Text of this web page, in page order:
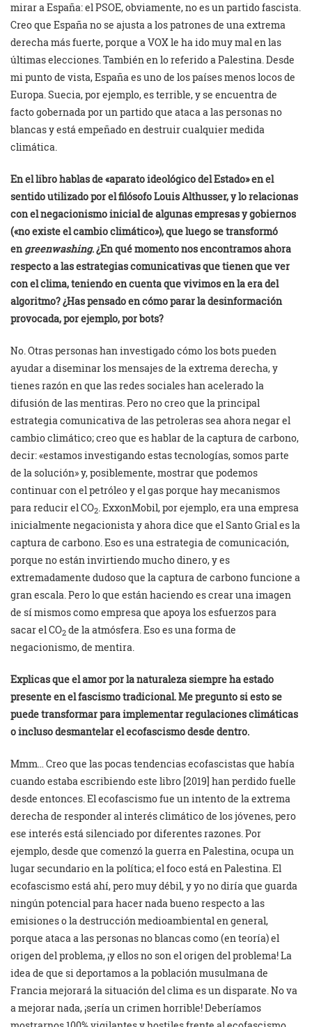
mirar a España: el PSOE, obviamente, no es un partido fascista.
Creo que España no se ajusta a los patrones de una extrema
derecha más fuerte, porque a VOX le ha ido muy mal en las
últimas elecciones. También en lo referido a Palestina. Desde
mi punto de vista, España es uno de los países menos locos de
Europa. Suecia, por ejemplo, es terrible, y se encuentra de
facto gobernada por un partido que ataca a las personas no
blancas y está empeñado en destruir cualquier medida
climática.
En el libro hablas de «aparato ideológico del Estado» en el
sentido utilizado por el filósofo Louis Althusser, y lo relacionas
con el negacionismo inicial de algunas empresas y gobiernos
(«no existe el cambio climático»), que luego se transformó
engreenwashing. ¿En qué momento nos encontramos ahora
respecto a las estrategias comunicativas que tienen que ver
con el clima, teniendo en cuenta que vivimos en la era del
algoritmo? ¿Has pensado en cómo parar la desinformación
provocada, por ejemplo, por bots?
No. Otras personas han investigado cómo los bots pueden
ayudar a diseminar los mensajes de la extrema derecha, y
tienes razón en que las redes sociales han acelerado la
difusión de las mentiras. Pero no creo que la principal
estrategia comunicativa de las petroleras sea ahora negar el
cambio climático; creo que es hablar de la captura de carbono,
decir: «estamos investigando estas tecnologías, somos parte
de la solución» y, posiblemente, mostrar que podemos
continuar con el petróleo y el gas porque hay mecanismos
para reducir el CO2. ExxonMobil, por ejemplo, era una empresa
inicialmente negacionista y ahora dice que el Santo Grial es la
captura de carbono. Eso es una estrategia de comunicación,
porque no están invirtiendo mucho dinero, y es
extremadamente dudoso que la captura de carbono funcione a
gran escala. Pero lo que están haciendo es crear una imagen
de sí mismos como empresa que apoya los esfuerzos para
sacar el CO2 de la atmósfera. Eso es una forma de
negacionismo, de mentira.
Explicas que el amor por la naturaleza siempre ha estado
presente en el fascismo tradicional. Me pregunto si esto se
puede transformar para implementar regulaciones climáticas
o incluso desmantelar el ecofascismo desde dentro.
Mmm… Creo que las pocas tendencias ecofascistas que había
cuando estaba escribiendo este libro [2019] han perdido fuelle
desde entonces. El ecofascismo fue un intento de la extrema
derecha de responder al interés climático de los jóvenes, pero
ese interés está silenciado por diferentes razones. Por
ejemplo, desde que comenzó la guerra en Palestina, ocupa un
lugar secundario en la política; el foco está en Palestina. El
ecofascismo está ahí, pero muy débil, y yo no diría que guarda
ningún potencial para hacer nada bueno respecto a las
emisiones o la destrucción medioambiental en general,
porque ataca a las personas no blancas como (en teoría) el
origen del problema, ¡y ellos no son el origen del problema! La
idea de que si deportamos a la población musulmana de
Francia mejorará la situación del clima es un disparate. No va
a mejorar nada, ¡sería un crimen horrible! Deberíamos